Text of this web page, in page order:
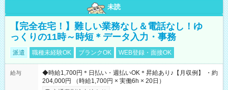
未読
【完全在宅！】難しい業務なし＆電話なし！ゆ
っくりの11時～時短＊データ入力・事務
派遣 職種未経験OK ブランクOK WEB登録・面接OK
給与
◆時給1,700円＊日払い・週払いOK＊昇給あり♪【月収例】 ・約
204,000円 （時給1,700円 × 実働6h × 20日）